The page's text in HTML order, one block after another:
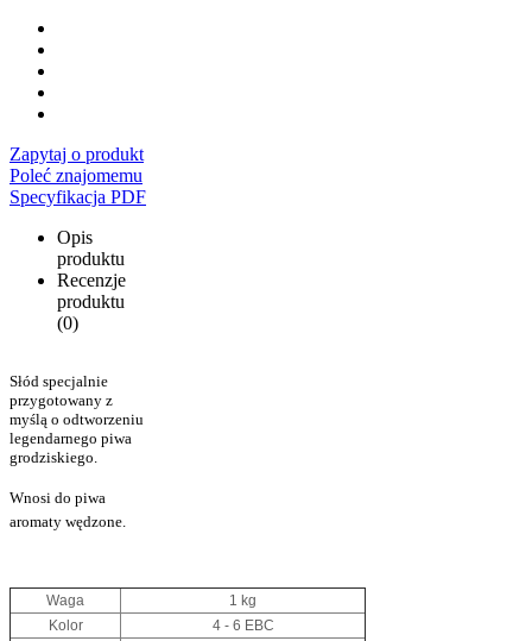
Zapytaj o produkt
Poleć znajomemu
Specyfikacja PDF
Opis
produktu
Recenzje
produktu
(0)
Słód specjalnie
przygotowany z
myślą o odtworzeniu
legendarnego piwa
grodziskiego.
Wnosi do piwa
aromaty wędzone.
Waga
1 kg
Kolor
4 - 6 EBC